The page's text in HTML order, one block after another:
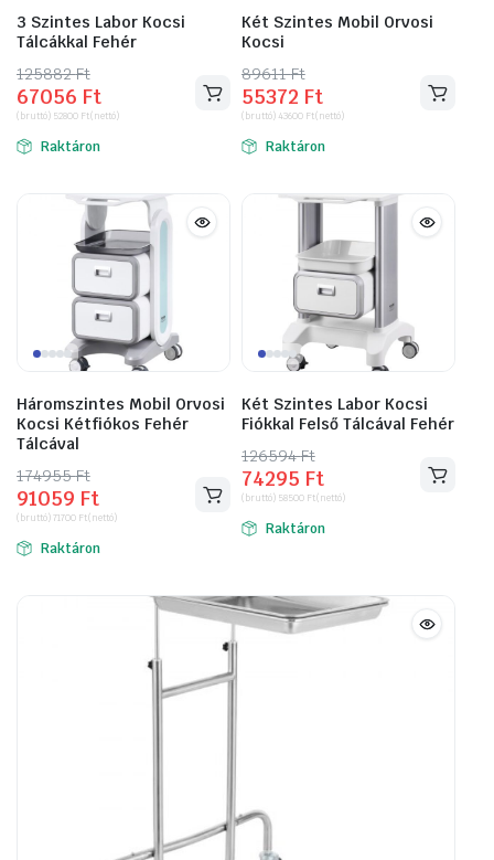
3 Szintes Labor Kocsi
Tálcákkal Fehér
125882Ft
Original
price
was:
125882 Ft.
67056 Ft
Current
price
is:
67056 Ft.
(bruttó) 52800 Ft(nettó)
Raktáron
Két Szintes Mobil Orvosi
Kocsi
89611Ft
Original
price
was:
89611 Ft.
55372 Ft
Current
price
is:
55372 Ft.
(bruttó) 43600 Ft(nettó)
Raktáron
Háromszintes Mobil Orvosi
Kocsi Kétfiókos Fehér
Tálcával
174955Ft
Original
price
was:
174955 Ft.
91059 Ft
Current
price
is:
91059 Ft.
(bruttó)71700 Ft(nettó)
Raktáron
Két Szintes Labor Kocsi
Fiókkal Felső Tálcával Fehér
126594Ft
Original
price
was:
126594 Ft.
74295 Ft
Current
price
is:
74295 Ft.
(bruttó) 58500 Ft(nettó)
Raktáron